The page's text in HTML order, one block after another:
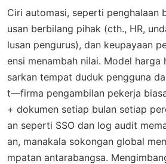
Ciri automasi, seperti penghalaan
usan berbilang pihak (cth., HR,
lusan pengurus), dan keupayaan
ensi menambah nilai. Model harga
sarkan tempat duduk pengguna
t—firma pengambilan pekerja
+ dokumen setiap bulan setiap
an seperti SSO dan log audit
an, manakala sokongan global
mpatan antarabangsa.